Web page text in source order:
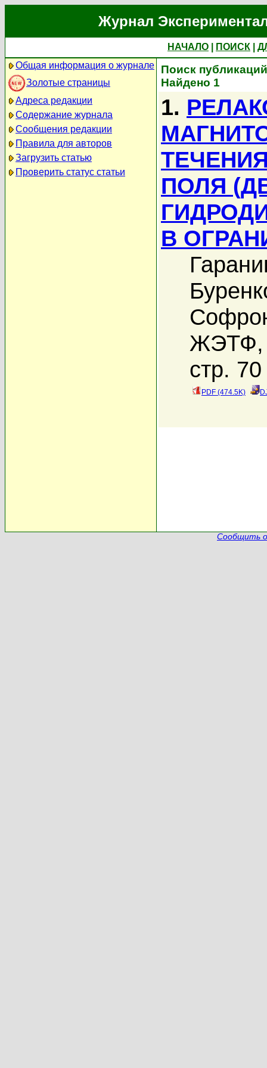
Журнал
НАЧАЛО ПОИСК
Общая информация о журнале
Золотые страницы
Адреса редакции
Содержание журнала
Сообщения редакции
Правила для авторов
Загрузить статью
Проверить статус статьи
Поиск
Найдено 1
1.
ПОЛЯ
В
ЖЭТФ,
стр. 70
PDF (474.5K)
Сообщить о